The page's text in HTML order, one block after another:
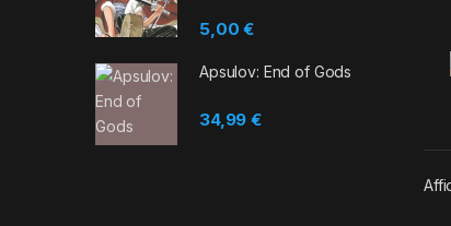
5,00€
Apsulov: End of Gods
34,99€